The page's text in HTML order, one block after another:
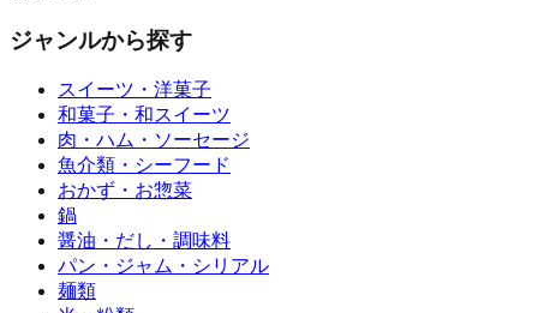
ジャンルから探す
スイーツ・洋菓子
和菓子・和スイーツ
肉・ハム・ソーセージ
魚介類・シーフード
おかず・お惣菜
鍋
醤油・だし・調味料
パン・ジャム・シリアル
麺類